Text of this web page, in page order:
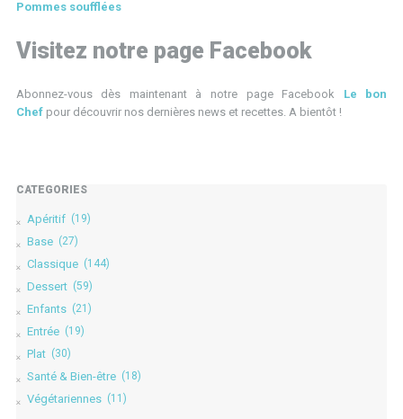
Pommes soufflées
Visitez notre page Facebook
Abonnez-vous dès maintenant à notre page Facebook Le bon
Chef pour découvrir nos dernières news et recettes. A bientôt !
CATÉGORIES
Apéritif (19)
Base (27)
Classique (144)
Dessert (59)
Enfants (21)
Entrée (19)
Plat (30)
Santé & Bien-être (18)
Végétariennes (11)